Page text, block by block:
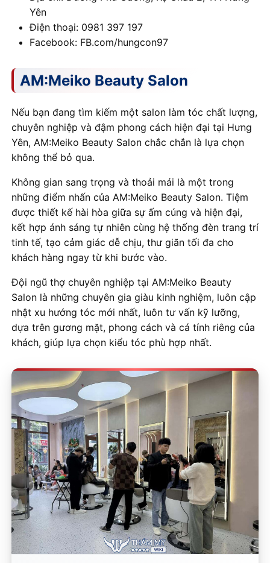
Yên
Điện thoại: 0981 397 197
Facebook: FB.com/hungcon97
AM:Meiko Beauty Salon
Nếu bạn đang tìm kiếm một salon làm tóc chất lượng,
chuyên nghiệp và đậm phong cách hiện đại tại Hưng
Yên, AM:Meiko Beauty Salon chắc chắn là lựa chọn
không thể bỏ qua.
Không gian sang trọng và thoải mái là một trong
những điểm nhấn của AM:Meiko Beauty Salon. Tiệm
được thiết kế hài hòa giữa sự ấm cúng và hiện đại,
kết hợp ánh sáng tự nhiên cùng hệ thống đèn trang trí
tinh tế, tạo cảm giác dễ chịu, thư giãn tối đa cho
khách hàng ngay từ khi bước vào.
Đội ngũ thợ chuyên nghiệp tại AM:Meiko Beauty
Salon là những chuyên gia giàu kinh nghiệm, luôn cập
nhật xu hướng tóc mới nhất, luôn tư vấn kỹ lưỡng,
dựa trên gương mặt, phong cách và cá tính riêng của
khách, giúp lựa chọn kiểu tóc phù hợp nhất.